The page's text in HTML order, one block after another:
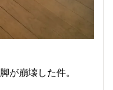
が崩壊した件。